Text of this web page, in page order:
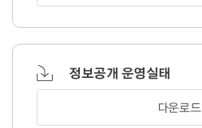
정보공개 운영실태
다운로드